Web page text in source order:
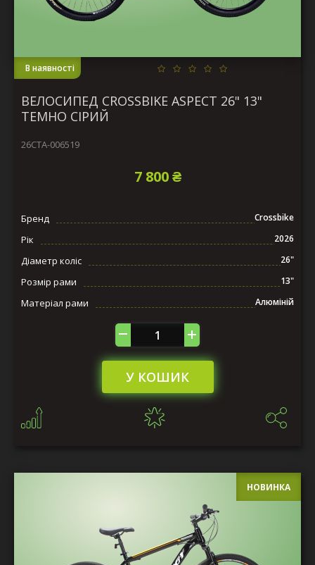
В наявності
ВЕЛОСИПЕД CROSSBIKE ASPECT 26" 13"
ТЕМНО СІРИЙ
26СTA-006519
7 800 ₴
Бренд Crossbike
Рік 2026
Діаметр коліс 26"
Розмір рами 13"
Матеріал рами Алюміній
У КОШИК
НОВИНКА